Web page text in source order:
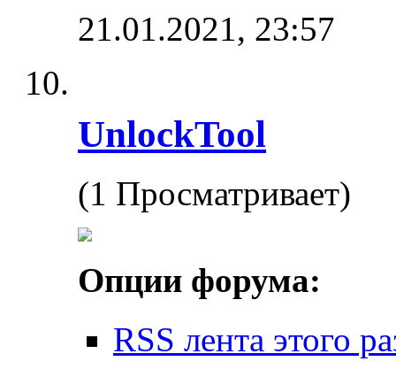
21.01.2021, 23:57
UnlockTool
(1 Просматривает)
Опции форума:
RSS лента этого